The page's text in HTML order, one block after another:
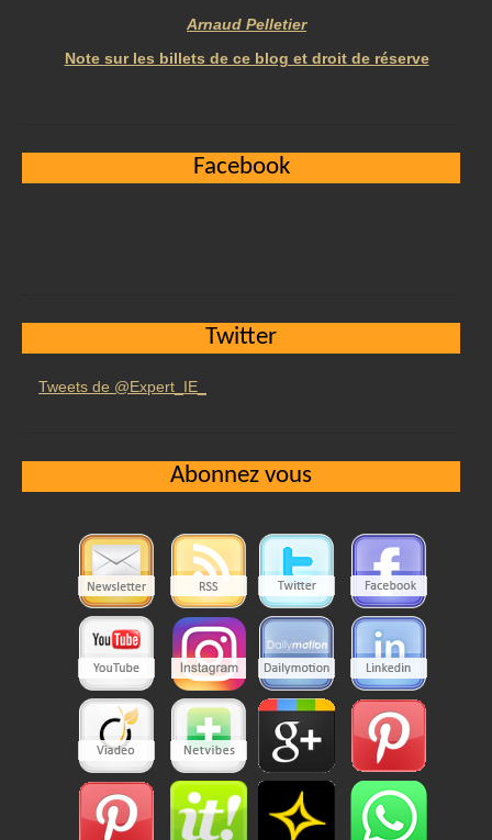
Arnaud Pelletier
Note sur les billets de ce blog et droit de réserve
Facebook
Twitter
Tweets de @Expert_IE_
Abonnez vous